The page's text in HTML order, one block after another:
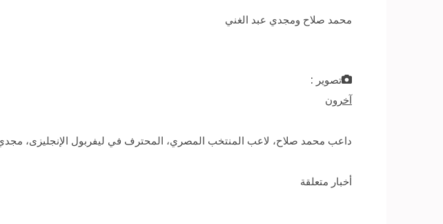
محمد صلاح ومجدي عبد الغني
تصوير :
آخرون
داعب محمد صلاح، لاعب المنتخب المصري، المحترف في ليفربول الإنجليزى،
أخبار متعلقة